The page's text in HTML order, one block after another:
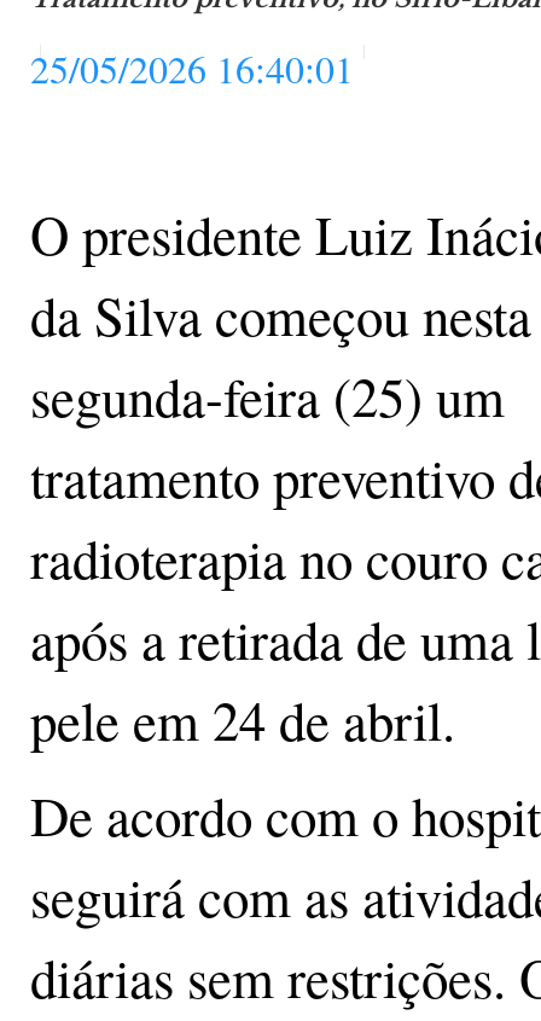
25/05/2026 16:40:01
O presidente Luiz
da Silva começou nesta
segunda-feira (25) um
tratamento preventivo
radioterapia no couro
após a retirada de uma
pele em 24 de abril.
De acordo com o
seguirá com as
diárias sem restrições.